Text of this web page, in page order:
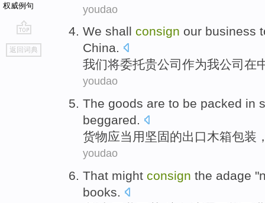
权威例句
go
top
返回词典
youdao
We shall consign our business
China.
我们将委托贵公司 作为我公司 在
youdao
The goods are to be packed in
beggared.
货物应当 用 坚固的出口木箱包装
youdao
That might consign the adage
books.